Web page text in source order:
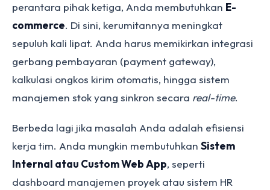
perantara pihak ketiga, Anda membutuhkan E-
commerce. Di sini, kerumitannya meningkat
sepuluh kali lipat. Anda harus memikirkan integrasi
gerbang pembayaran (payment gateway),
kalkulasi ongkos kirim otomatis, hingga sistem
manajemen stok yang sinkron secara real-time.
Berbeda lagi jika masalah Anda adalah efisiensi
kerja tim. Anda mungkin membutuhkan Sistem
Internal atau Custom Web App, seperti
dashboard manajemen proyek atau sistem HR